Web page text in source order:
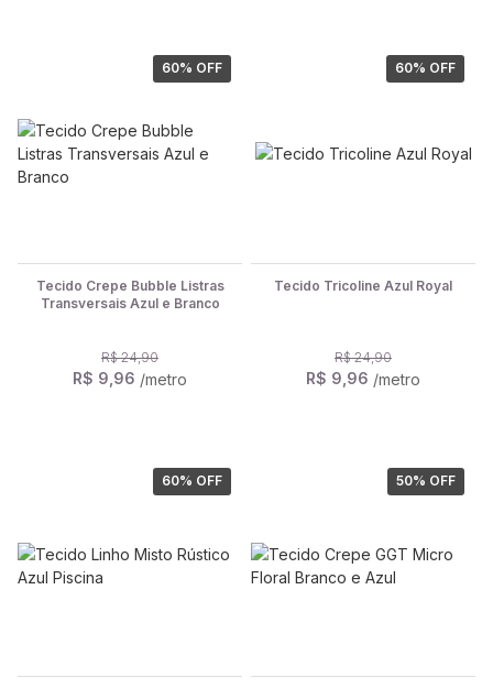
60% OFF
Tecido Crepe Bubble Listras
Transversais Azul e Branco
R$ 24,90
R$ 9,96 /metro
60% OFF
Tecido Tricoline Azul Royal
R$ 24,90
R$ 9,96 /metro
60% OFF 50% OFF